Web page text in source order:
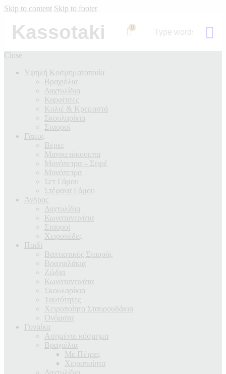
Skip to content Skip to footer
Kassotaki 0
Close
Υψηλή Κοσμηματοποιία
Βραχιόλια
Δαχτυλίδια
Καρφίτσες
Κολιέ & Κρεμαστά
Σκουλαρίκια
Σταυροί
Γάμος
Βέρες
Μανικετόκουμπα
Μονόπετρα – Σειρέ
Μονόπετρα
Σετ Γάμου
Στέφανα Γάμου
Άνδρας
Δαχτυλίδια
Κωνσταντινάτα
Σταυροί
Χειροπέδες
Παιδί
Βαπτιστικός Σταυρός
Βραχιολάκια
Ζώδια
Κωνσταντινάτα
Σκουλαρίκια
Ταυτότητες
Χειροποίητα Σταυρουδάκια
Ονόματα
Γυναίκα
Ασημένιο κόσμημα
Βραχιόλια
Με Πέτρες
Χειροποίητα
Δαχτυλίδια